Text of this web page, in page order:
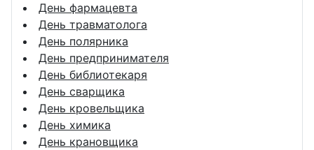
День фармацевта
День травматолога
День полярника
День предпринимателя
День библиотекаря
День сварщика
День кровельщика
День химика
День крановщика